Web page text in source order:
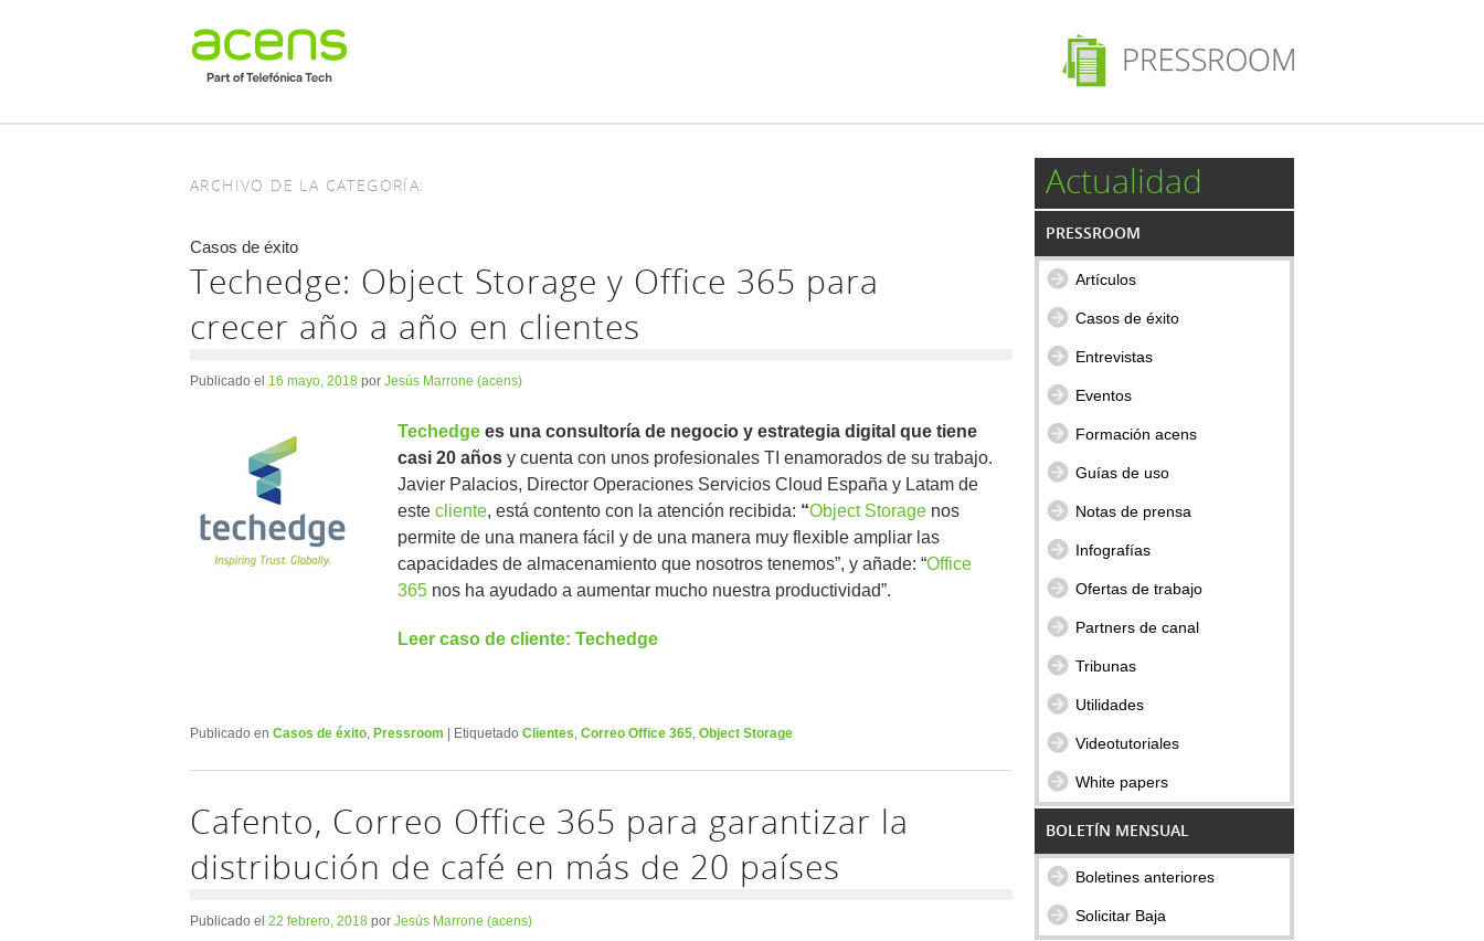
ARCHIVO DE LA CATEGORÍA:
Casos de éxito
Techedge: Object Storage y Office 365 para
crecer año a año en clientes
Publicado el 16 mayo, 2018 por Jesús Marrone (acens)
Techedge es una consultoría de negocio y estrategia digital que tiene
casi 20 añosy cuenta con unos profesionales TI enamorados de su trabajo.
Javier Palacios, Director Operaciones Servicios Cloud España y Latam de
este cliente, está contento con la atención recibida: “Object Storagenos
permite de una manera fácil y de una manera muy flexible ampliar las
capacidades de almacenamiento que nosotros tenemos”, y añade: “Office
365nos ha ayudado a aumentar mucho nuestra productividad”.
Leer caso de cliente: Techedge
Publicado en Casos de éxito Pressroom | Etiquetado Clientes Correo Office 365 Object Storage
Cafento, Correo Office 365 para garantizar la
distribución de café en más de 20 países
Publicado el 22 febrero, 2018 por Jesús Marrone (acens)
Actualidad
PRESSROOM
Artículos
Casos de éxito
Entrevistas
Eventos
Formación acens
Guías de uso
Notas de prensa
Infografías
Ofertas de trabajo
Partners de canal
Tribunas
Utilidades
Videotutoriales
White papers
BOLETÍN MENSUAL
Boletines anteriores
Solicitar Baja